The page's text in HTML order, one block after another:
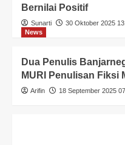
Bernilai Positif
Sunarti 30 Oktober 2025
News
Dua Penulis
MURI Penulisan Fiksi
Arifin 18 September 2025